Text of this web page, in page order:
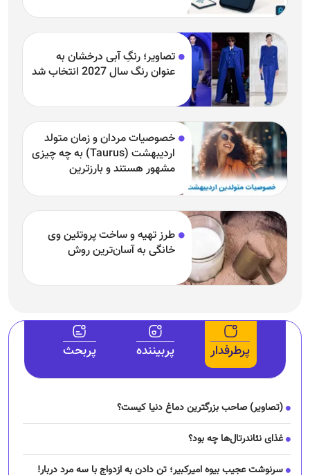
تصاویر؛ رنگِ آبی درخشان به
عنوان رنگ سال 2027 انتخاب شد
خصوصیات مردان و زمان متولد
اردیبهشت (Taurus) به چه چیزی
مشهور هستند و بارزترین
طرز تهیه و ساخت پروتئین وی
خانگی به آسان‌ترین روش
پرطرفدار پربیننده پربحث
(تصاویر) صاحب بزرگترین دماغ دنیا کیست؟
غذای نئاندرتال‌ها چه بود؟
سرنوشت عجیب بیوه امیرکبیر؛ تن دادن به ازدواج با سه مرد دربار!